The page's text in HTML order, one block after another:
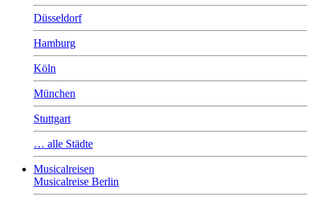
Düsseldorf
Hamburg
Köln
München
Stuttgart
… alle Städte
Musicalreisen
Musicalreise Berlin